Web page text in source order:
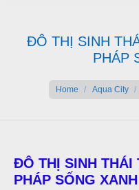
ĐÔ THỊ SINH
PHÁP
Home Aqua City
ĐÔ THỊ SINH THÁI
PHÁP SỐNG XANH